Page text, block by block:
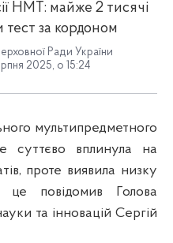
НМТ: майже 2 тисячі
тест за кордоном
Ради України
2025, о 15:24
мультипредметного
суттєво вплинула на
проте виявила низку
це повідомив Голова
та інновацій Сергій